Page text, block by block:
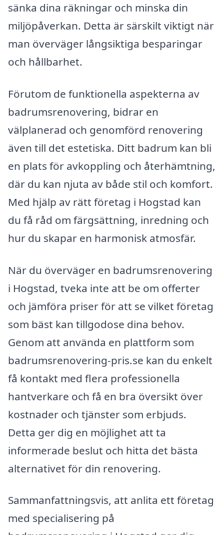
sänka dina räkningar och minska din
miljöpåverkan. Detta är särskilt viktigt när
man överväger långsiktiga besparingar
och hållbarhet.
Förutom de funktionella aspekterna av
badrumsrenovering, bidrar en
välplanerad och genomförd renovering
även till det estetiska. Ditt badrum kan bli
en plats för avkoppling och återhämtning,
där du kan njuta av både stil och komfort.
Med hjälp av rätt företag i Hogstad kan
du få råd om färgsättning, inredning och
hur du skapar en harmonisk atmosfär.
När du överväger en badrumsrenovering
i Hogstad, tveka inte att be om offerter
och jämföra priser för att se vilket företag
som bäst kan tillgodose dina behov.
Genom att använda en plattform som
badrumsrenovering-pris.se kan du enkelt
få kontakt med flera professionella
hantverkare och få en bra översikt över
kostnader och tjänster som erbjuds.
Detta ger dig en möjlighet att ta
informerade beslut och hitta det bästa
alternativet för din renovering.
Sammanfattningsvis, att anlita ett företag
med specialisering på